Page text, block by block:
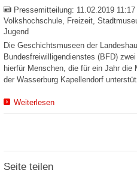
Pressemitteilung: 11.02.2019 11:17
Volkshochschule, Freizeit,
Jugend
Die Geschichtsmuseen der
Bundesfreiwilligendienstes (BFD)
hierfür Menschen, die für ein Jahr
der Wasserburg Kapellendorf
Weiterlesen
Seite teilen